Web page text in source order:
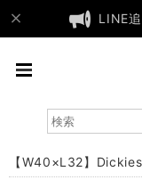
LINE
【W40×L32】